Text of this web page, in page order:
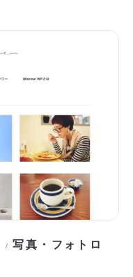
/写真・フォトロ